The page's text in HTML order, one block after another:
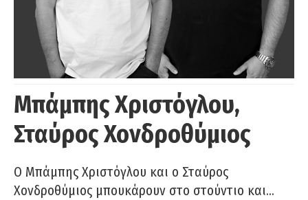
Μπάμπης Χριστόγλου,
Σταύρος Χονδροθύμιος
O Μπάμπης Χριστόγλου και ο Σταύρος
Χονδροθύμιος μπουκάρουν στο στούντιο και…